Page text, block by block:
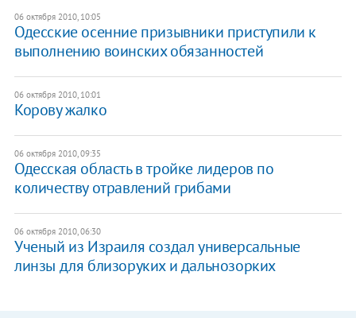
06 октября 2010, 10:05
Одесские осенние призывники приступили к
выполнению воинских обязанностей
06 октября 2010, 10:01
Корову жалко
06 октября 2010, 09:35
Одесская область в тройке лидеров по
количеству отравлений грибами
06 октября 2010, 06:30
Ученый из Израиля создал универсальные
линзы для близоруких и дальнозорких